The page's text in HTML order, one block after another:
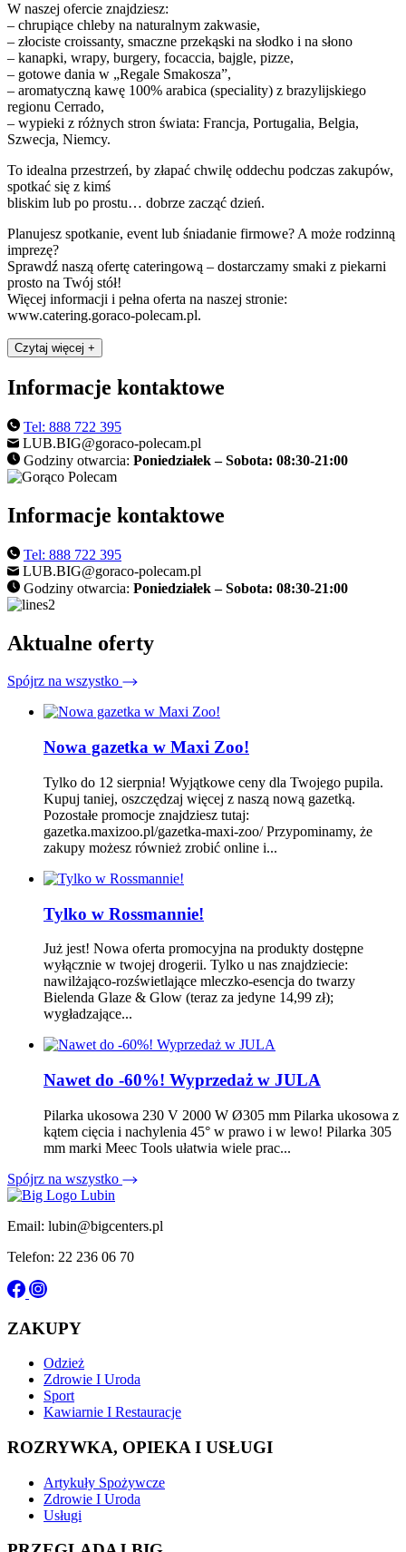
W naszej ofercie znajdziesz:
– chrupiące chleby na naturalnym zakwasie,
– złociste croissanty, smaczne przekąski na słodko i na słono
– kanapki, wrapy, burgery, focaccia, bajgle, pizze,
– gotowe dania w „Regale Smakosza”,
– aromatyczną kawę 100% arabica (speciality) z brazylijskiego
regionu Cerrado,
– wypieki z różnych stron świata: Francja, Portugalia, Belgia,
Szwecja, Niemcy.
To idealna przestrzeń, by złapać chwilę oddechu podczas zakupów,
spotkać się z kimś
bliskim lub po prostu… dobrze zacząć dzień.
Planujesz spotkanie, event lub śniadanie firmowe? A może rodzinną
imprezę?
Sprawdź naszą ofertę cateringową – dostarczamy smaki z piekarni
prosto na Twój stół!
Więcej informacji i pełna oferta na naszej stronie:
www.catering.goraco-polecam.pl.
Czytaj więcej +
Informacje kontaktowe
Tel: 888 722 395
LUB.BIG@goraco-polecam.pl
Godziny otwarcia: Poniedziałek – Sobota: 08:30-21:00
Informacje kontaktowe
Tel: 888 722 395
LUB.BIG@goraco-polecam.pl
Godziny otwarcia: Poniedziałek – Sobota: 08:30-21:00
Aktualne oferty
Spójrz na wszystko
Nowa gazetka w Maxi Zoo!
Tylko do 12 sierpnia! Wyjątkowe ceny dla Twojego pupila.
Kupuj taniej, oszczędzaj więcej z naszą nową gazetką.
Pozostałe promocje znajdziesz tutaj:
gazetka.maxizoo.pl/gazetka-maxi-zoo/ Przypominamy, że
zakupy możesz również zrobić online i...
Tylko w Rossmannie!
Już jest! Nowa oferta promocyjna na produkty dostępne
wyłącznie w twojej drogerii. Tylko u nas znajdziecie:
nawilżająco-rozświetlające mleczko-esencja do twarzy
Bielenda Glaze & Glow (teraz za jedyne 14,99 zł);
wygładzające...
Nawet do -60%! Wyprzedaż w JULA
Pilarka ukosowa 230 V 2000 W Ø305 mm Pilarka ukosowa z
kątem cięcia i nachylenia 45° w prawo i w lewo! Pilarka 305
mm marki Meec Tools ułatwia wiele prac...
Spójrz na wszystko
Email: lubin@bigcenters.pl
Telefon: 22 236 06 70
ZAKUPY
Odzież
Zdrowie I Uroda
Sport
Kawiarnie I Restauracje
ROZRYWKA, OPIEKA I USŁUGI
Artykuły Spożywcze
Zdrowie I Uroda
Usługi